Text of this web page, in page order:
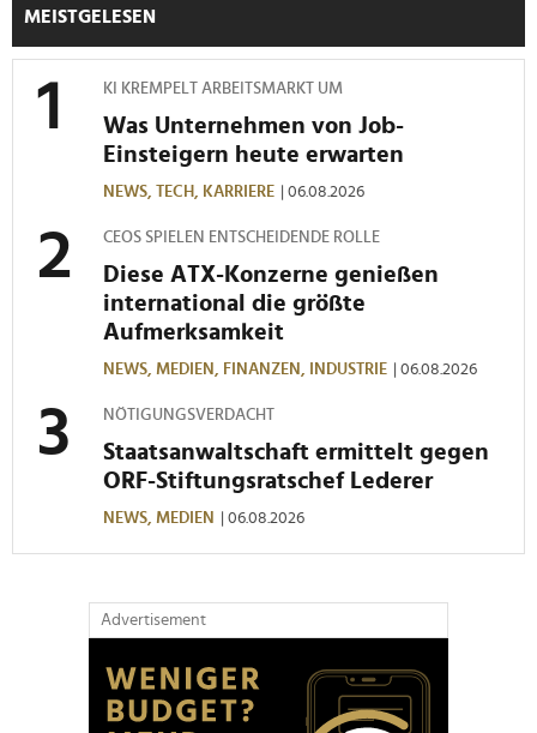
MEISTGELESEN
KI KREMPELT ARBEITSMARKT UM
Was Unternehmen von Job-
Einsteigern heute erwarten
NEWS, TECH, KARRIERE | 06.08.2026
CEOS SPIELEN ENTSCHEIDENDE ROLLE
Diese ATX-Konzerne genießen
international die größte
Aufmerksamkeit
NEWS, MEDIEN, FINANZEN, INDUSTRIE | 06.08.2026
NÖTIGUNGSVERDACHT
Staatsanwaltschaft ermittelt gegen
ORF-Stiftungsratschef Lederer
NEWS, MEDIEN | 06.08.2026
Advertisement